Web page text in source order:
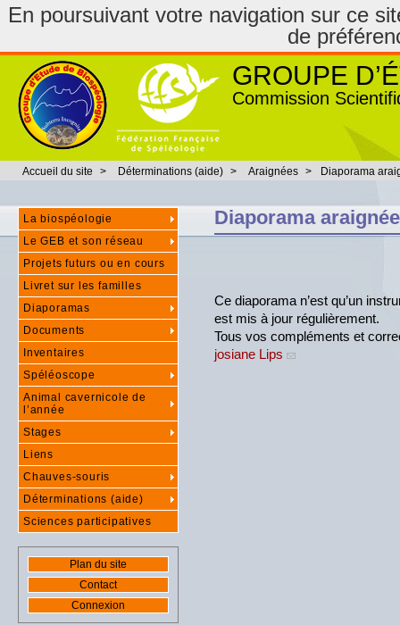
En poursuivant votre navigation sur ce
de
GROUPE
Commission
Accueil du site > Déterminations (aide) > Araignées > Diaporama
Diaporama
Ce diaporama n’est qu’un
est mis à jour régulièrement.
Tous vos compléments et
josiane Lips
La biospéologie
Le GEB et son réseau
Projets futurs ou en cours
Livret sur les familles
Diaporamas
Documents
Inventaires
Spéléoscope
Animal cavernicole de
l’année
Stages
Liens
Chauves-souris
Déterminations (aide)
Sciences participatives
Plan du site
Contact
Connexion